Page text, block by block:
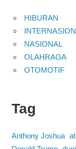
HIBURAN
NASIONAL
OLAHRAGA
OTOMOTIF
Tag
Anthony Joshua